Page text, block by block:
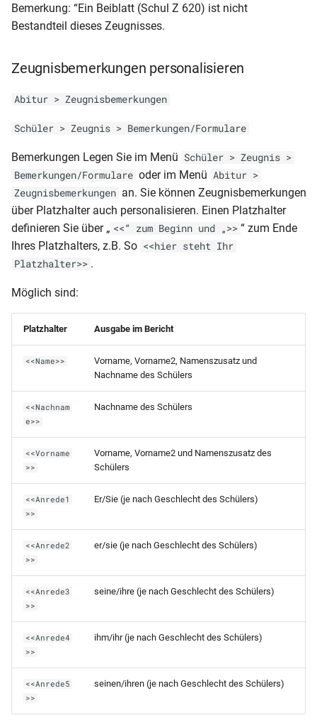
RLP-BG-ABI (2010)A4
RLP-BG (Punktekreditkarte-
RLP-BF-JZ (Oberstufe)
RLP-BF-HJZ (3. Variante)
RLP-BF-HJZ (2. Variante)
RLP-BF-AZ
Niveaustufen)
RLP-WG-Punktekreditkarte
RLP-WG-HJZ 13-2
RLP-WG-HJZ 12-2
RLP-WG-HJZ 12-1
RLP-WG-HJZ 11-2
RLP-WG-HJZ 11-1
RLP-WG-FHReife
(Jahrgangstufe 13)
Bemerkung: “Ein Beiblatt (Schul Z 620) ist nicht
Bestandteil dieses Zeugnisses.
Zeugnisbemerkungen personalisieren
Abitur > Zeugnisbemerkungen
Schüler > Zeugnis > Bemerkungen/Formulare
Bemerkungen Legen Sie im Menü Schüler > Zeugnis >
Bemerkungen/Formulare oder im Menü Abitur >
Zeugnisbemerkungen an. Sie können Zeugnisbemerkungen
über Platzhalter auch personalisieren. Einen Platzhalter
definieren Sie über „ <<“ zum Beginn und „>> “ zum Ende
Ihres Platzhalters, z.B. So <<hier steht Ihr
Platzhalter>> .
Möglich sind:
Platzhalter Ausgabe im Bericht
<<Name>>
Vorname, Vorname2, Namenszusatz und
Nachname des Schülers
<<Nachnam
e>>
Nachname des Schülers
<<Vorname
>>
Vorname, Vorname2 und Namenszusatz des
Schülers
<<Anrede1
>>
Er/Sie (je nach Geschlecht des Schülers)
<<Anrede2
>>
er/sie (je nach Geschlecht des Schülers)
<<Anrede3
>>
seine/ihre (je nach Geschlecht des Schülers)
<<Anrede4
>>
ihm/ihr (je nach Geschlecht des Schülers)
<<Anrede5
>>
seinen/ihren (je nach Geschlecht des Schülers)